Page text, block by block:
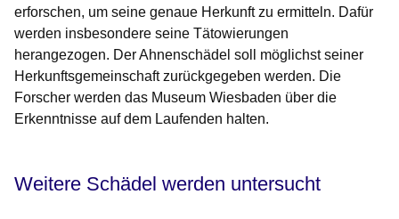
erforschen, um seine genaue Herkunft zu ermitteln. Dafür
werden insbesondere seine Tätowierungen
herangezogen. Der Ahnenschädel soll möglichst seiner
Herkunftsgemeinschaft zurückgegeben werden. Die
Forscher werden das Museum Wiesbaden über die
Erkenntnisse auf dem Laufenden halten.
Weitere Schädel werden untersucht